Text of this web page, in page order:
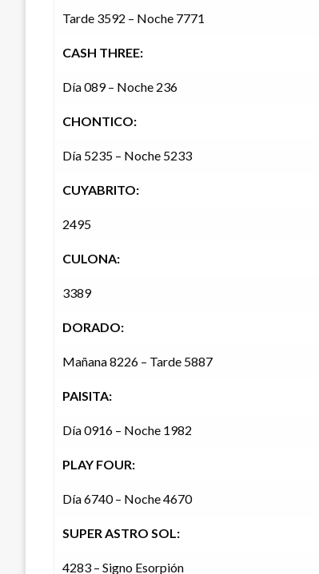
Tarde 3592 – Noche 7771
CASH THREE:
Día 089 – Noche 236
CHONTICO:
Día 5235 – Noche 5233
CUYABRITO:
2495
CULONA:
3389
DORADO:
Mañana 8226 – Tarde 5887
PAISITA:
Día 0916 – Noche 1982
PLAY FOUR:
Día 6740 – Noche 4670
SUPER ASTRO SOL:
4283 – Signo Esorpión